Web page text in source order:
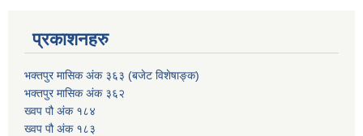
प्रकाशनहरु
भक्तपुर मासिक अंक ३६३ (बजेट विशेषाङ्क)
भक्तपुर मासिक अंक ३६२
ख्वप पौ अंक १८४
ख्वप पौ अंक १८३